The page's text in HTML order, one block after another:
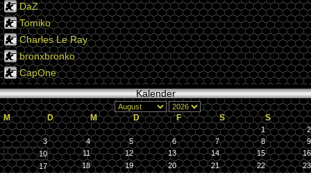
DaZ
Tomiko
Charles Le Ray
bronxbronko
CapOne
Kalender
M D M D F S S
1
2
3
4 5 6 7 8
9
10
11 12 13 14 15
16
17
18 19 20 21 22 23